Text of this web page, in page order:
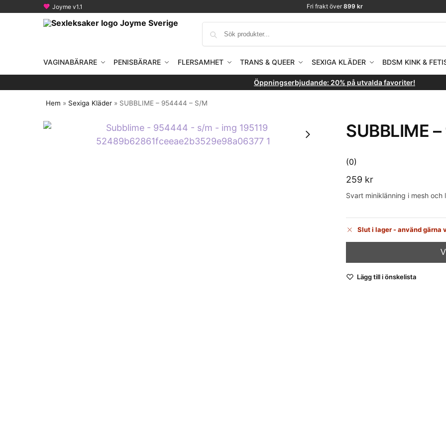
Joyme v1.1 Fri frakt över 899 kr
VAGINABÄRARE PENISBÄRARE FLERSAMHET TRANS & QUEER SEXIGA KLÄDER BDSM KINK &
Öppningserbjudande: 20% på utvalda favoriter!
Hem » Sexiga Kläder » SUBBLIME – 954444 – S/M
SUBBLIME
(0)
259 kr
Svart miniklänning i mesh
Slut i lager - använd gärna
Lägg till i önskelista